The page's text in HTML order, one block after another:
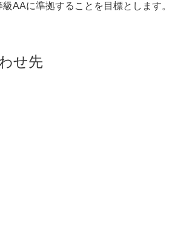
AAに準拠することを目標とします。
せ先